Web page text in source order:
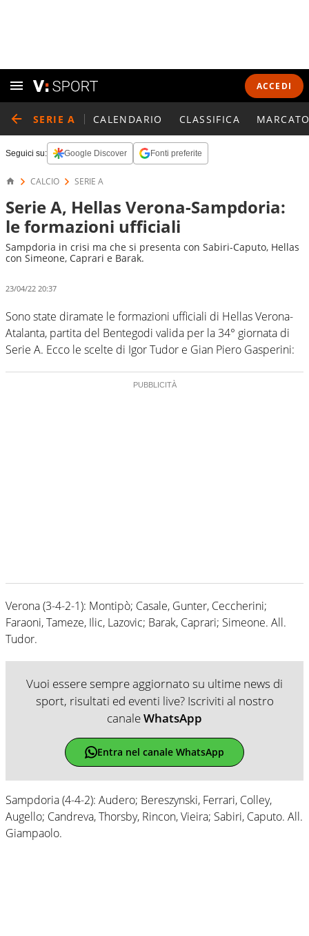
ACCEDI
SERIE A CALENDARIO CLASSIFICA
Seguici su: Google Discover Fonti preferite
CALCIO SERIE A
Serie A, Hellas Verona-Sampdoria:
le formazioni ufficiali
Sampdoria in crisi ma che si presenta con Sabiri-Caputo, Hellas
con Simeone, Caprari e Barak.
23/04/22 20:37
Sono state diramate le formazioni ufficiali di Hellas Verona-
Atalanta, partita del Bentegodi valida per la 34° giornata di
Serie A. Ecco le scelte di Igor Tudor e Gian Piero Gasperini:
Verona (3-4-2-1): Montipò; Casale, Gunter, Ceccherini;
Faraoni, Tameze, Ilic, Lazovic; Barak, Caprari; Simeone. All.
Tudor.
Vuoi essere sempre aggiornato su ultime news di
sport, risultati ed eventi live? Iscriviti al nostro
canaleWhatsApp
Entra nel canale WhatsApp
Sampdoria (4-4-2): Audero; Bereszynski, Ferrari, Colley,
Augello; Candreva, Thorsby, Rincon, Vieira; Sabiri, Caputo. All.
Giampaolo.